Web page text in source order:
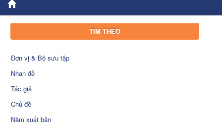
TÌM THEO
Đơn vị & Bộ sưu tập
Nhan đề
Tác giả
Chủ đề
Năm xuất bản